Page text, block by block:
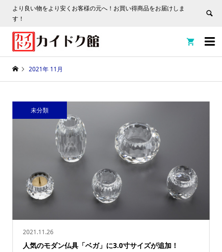
より良い物をより安くお客様の元へ！お買い得商品をお届けしま
す！


2021年 11月
2021.11.26
人気のモダン仏具「ベガ」に3.0寸サイズが追加！
未分類